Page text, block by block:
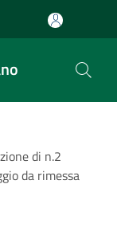
di n.2
da rimessa